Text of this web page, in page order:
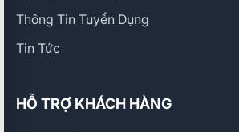
Thông Tin Tuyển Dụng
Tin Tức
HỖ TRỢ KHÁCH HÀNG